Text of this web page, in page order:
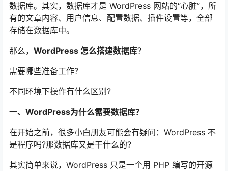
数据库。其实，数据库才是 WordPress 网站的“心脏”，所
有的文章内容、用户信息、配置数据、插件设置等，全部
存储在数据库中。
那么， WordPress 怎么搭建数据库?
需要哪些准备工作?
不同环境下操作有什么区别?
一、WordPress为什么需要数据库？
在开始之前，很多小白朋友可能会有疑问：WordPress 不
是程序吗?那数据库又是干什么的?
其实简单来说，WordPress 只是一个用 PHP 编写的开源